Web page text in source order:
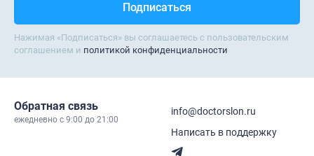
Нажимая «Подписаться» вы соглашаетесь с пользовательским
соглашением и политикой конфиденциальности
Обратная связь
ежедневно c 9:00 до 21:00
info@doctorslon.ru
Написать в поддержку